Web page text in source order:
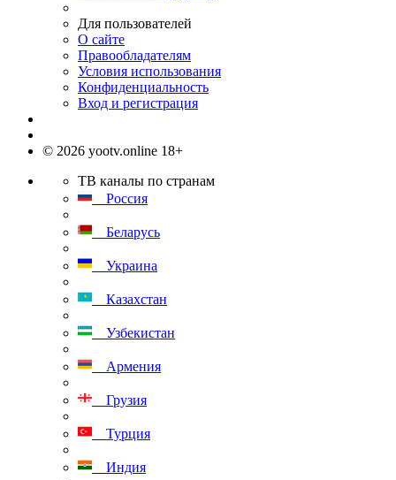
Для пользователей
О сайте
Правообладателям
Условия использования
Конфиденциальность
Вход и регистрация
© 2026 yootv.online 18+
ТВ каналы по странам
Россия
Беларусь
Украина
Казахстан
Узбекистан
Армения
Грузия
Турция
Индия